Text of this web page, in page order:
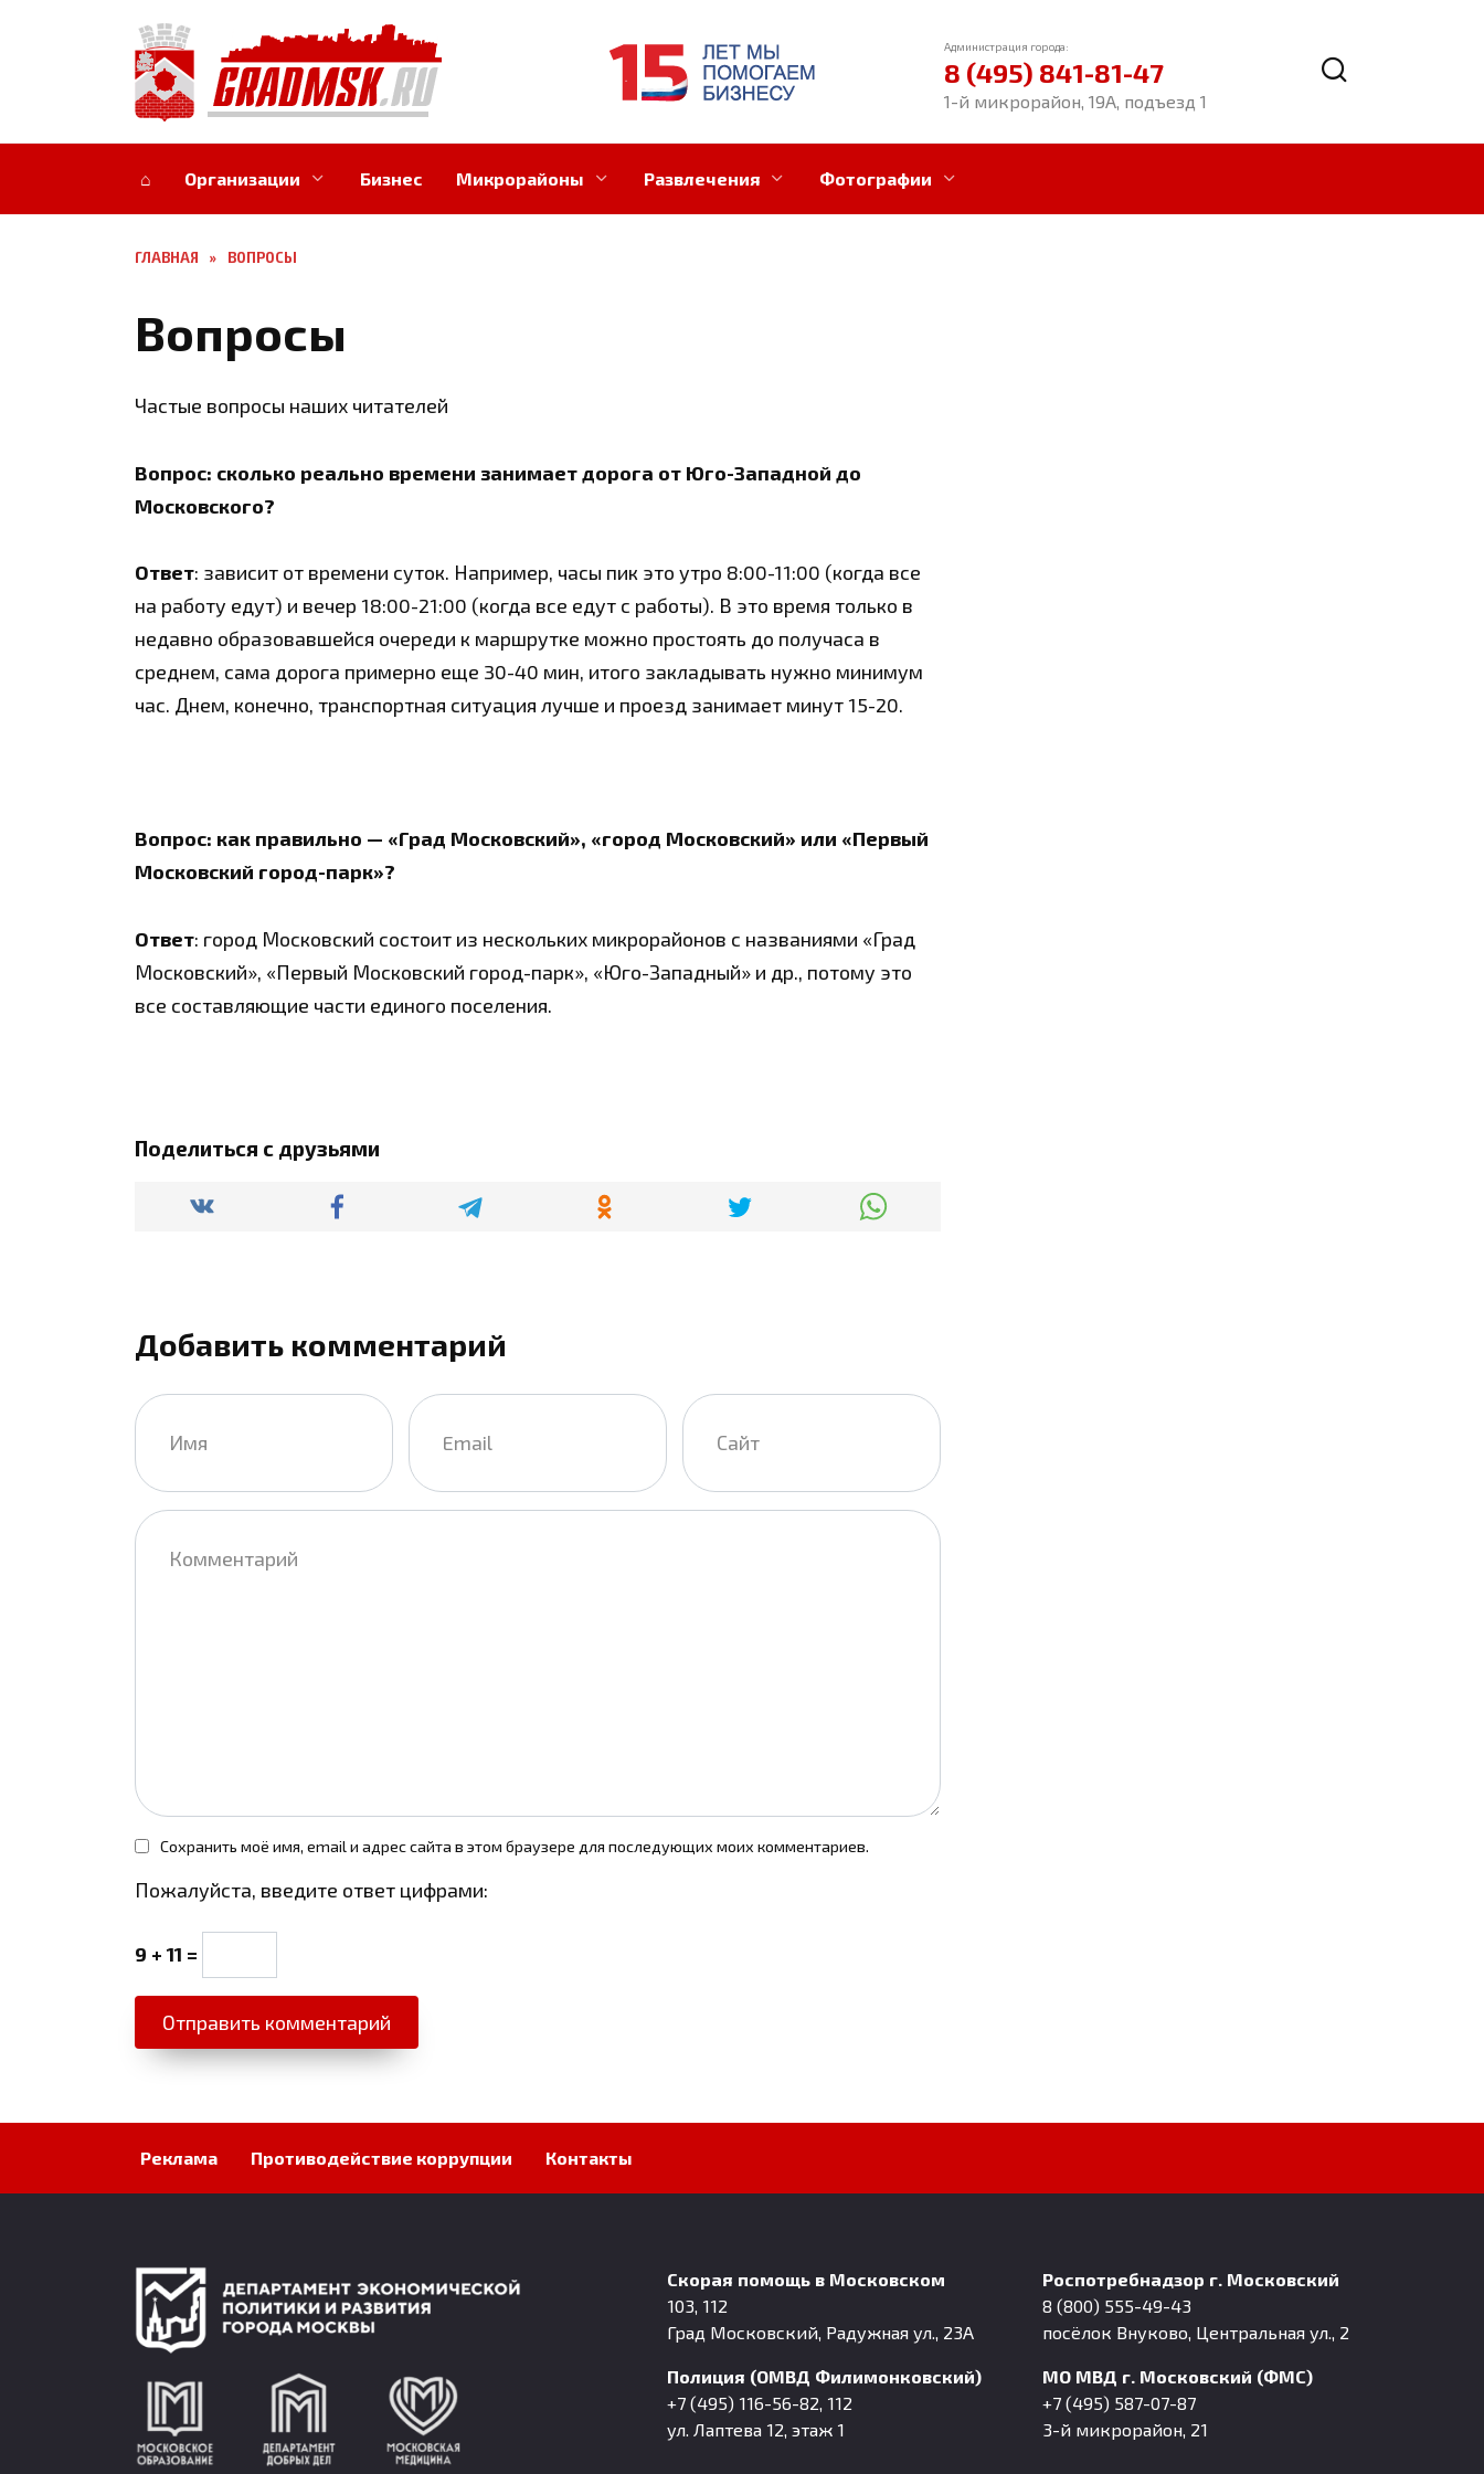
Администрация города:
8 (495) 841-81-47
1-й микрорайон, 19А, подъезд 1
⌂ Организации Бизнес Микрорайоны Развлечения Фотографии
ГЛАВНАЯ » ВОПРОСЫ
Вопросы
Частые вопросы наших читателей
Вопрос: сколько реально времени занимает дорога от Юго-Западной до
Московского?
Ответ: зависит от времени суток. Например, часы пик это утро 8:00-11:00 (когда все
на работу едут) и вечер 18:00-21:00 (когда все едут с работы). В это время только в
недавно образовавшейся очереди к маршрутке можно простоять до получаса в
среднем, сама дорога примерно еще 30-40 мин, итого закладывать нужно минимум
час. Днем, конечно, транспортная ситуация лучше и проезд занимает минут 15-20.
Вопрос: как правильно — «Град Московский», «город Московский» или «Первый
Московский город-парк»?
Ответ: город Московский состоит из нескольких микрорайонов с названиями «Град
Московский», «Первый Московский город-парк», «Юго-Западный» и др., потому это
все составляющие части единого поселения.
Поделиться с друзьями
Добавить комментарий
Имя
Email
Сайт
Комментарий
Сохранить моё имя, email и адрес сайта в этом браузере для последующих моих комментариев.
Пожалуйста, введите ответ цифрами:
9 + 11 =
Реклама Противодействие коррупции Контакты
Скорая помощь в Московском
103, 112
Град Московский, Радужная ул., 23А
Полиция (ОМВД Филимонковский)
+7 (495) 116-56-82, 112
ул. Лаптева 12, этаж 1
Роспотребнадзор г. Московский
8 (800) 555-49-43
посёлок Внуково, Центральная ул., 2
МО МВД г. Московский (ФМС)
+7 (495) 587-07-87
3-й микрорайон, 21